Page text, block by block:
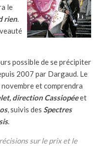
le
rien.
possible de se précipiter
2007 par Dargaud. Le
et comprendra
direction Cassiopéeet
, suivis des Spectres
.
sur le prix et le